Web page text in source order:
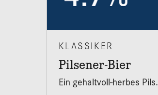
Pilsener-Bier
KLASSIKER
Ein gehaltvoll-herbes Pils.